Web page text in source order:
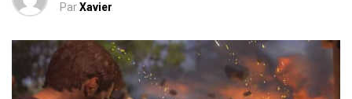
ParXavier